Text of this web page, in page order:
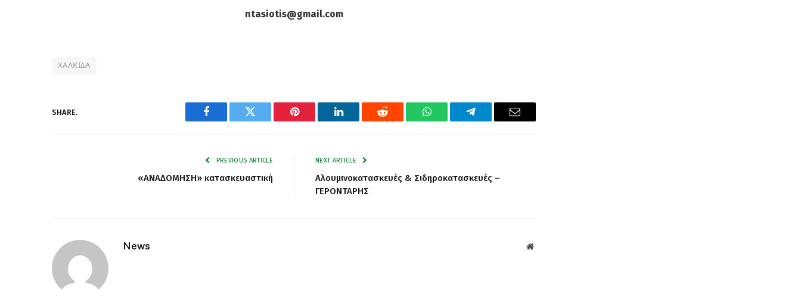
ntasiotis@gmail.com
ΧΑΛΚΙΔΑ
SHARE.
Facebook Twitter Pinterest LinkedIn Reddit WhatsAppTelegram Email
PREVIOUS ARTICLE
«ΑΝΑΔΟΜΗΣΗ» κατασκευαστική
NEXT ARTICLE
Αλουμινοκατασκευές & Σιδηροκατασκευές –
ΓΕΡΟΝΤΑΡΗΣ
News Website